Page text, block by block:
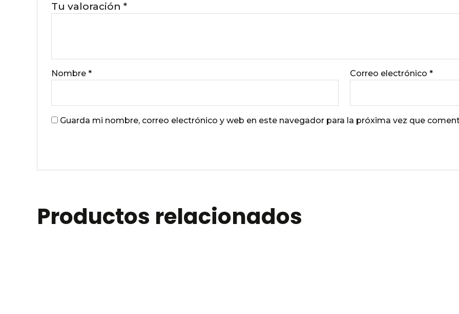
Tu valoración *
Nombre * Correo electrónico*
Guarda mi nombre, correo electrónico y web en este navegador para la próxima vez que
Productos relacionados